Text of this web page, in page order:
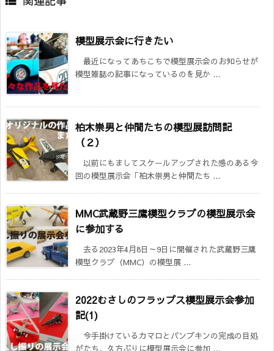
模型展示会に行きたい
最近になってあちこちで模型展示会のお知らせが
模型雑誌の記事になっているのを見か ...
柏木崇男と仲間たちの模型展訪問記
（２）
以前にもましてスケールアップされた感のある今
回の模型展示会「柏木崇男と仲間たち ...
MMC武蔵野三鷹模型クラブの模型展示会
に参加する
去る2023年4月8日～9日に開催された武蔵野三鷹
模型クラブ（MMC）の模型展 ...
2022むさしのフラップス模型展示会参加
記(1)
今手掛けているカマロとパンプキンの完成の目処
がたち、久方ぶりに模型展示会に参加 ...